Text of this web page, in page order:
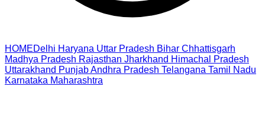
HOMEDelhi Haryana Uttar Pradesh Bihar Chhattisgarh
Madhya Pradesh Rajasthan Jharkhand Himachal Pradesh
Uttarakhand PunjabAndhra Pradesh Telangana Tamil Nadu
Karnataka Maharashtra